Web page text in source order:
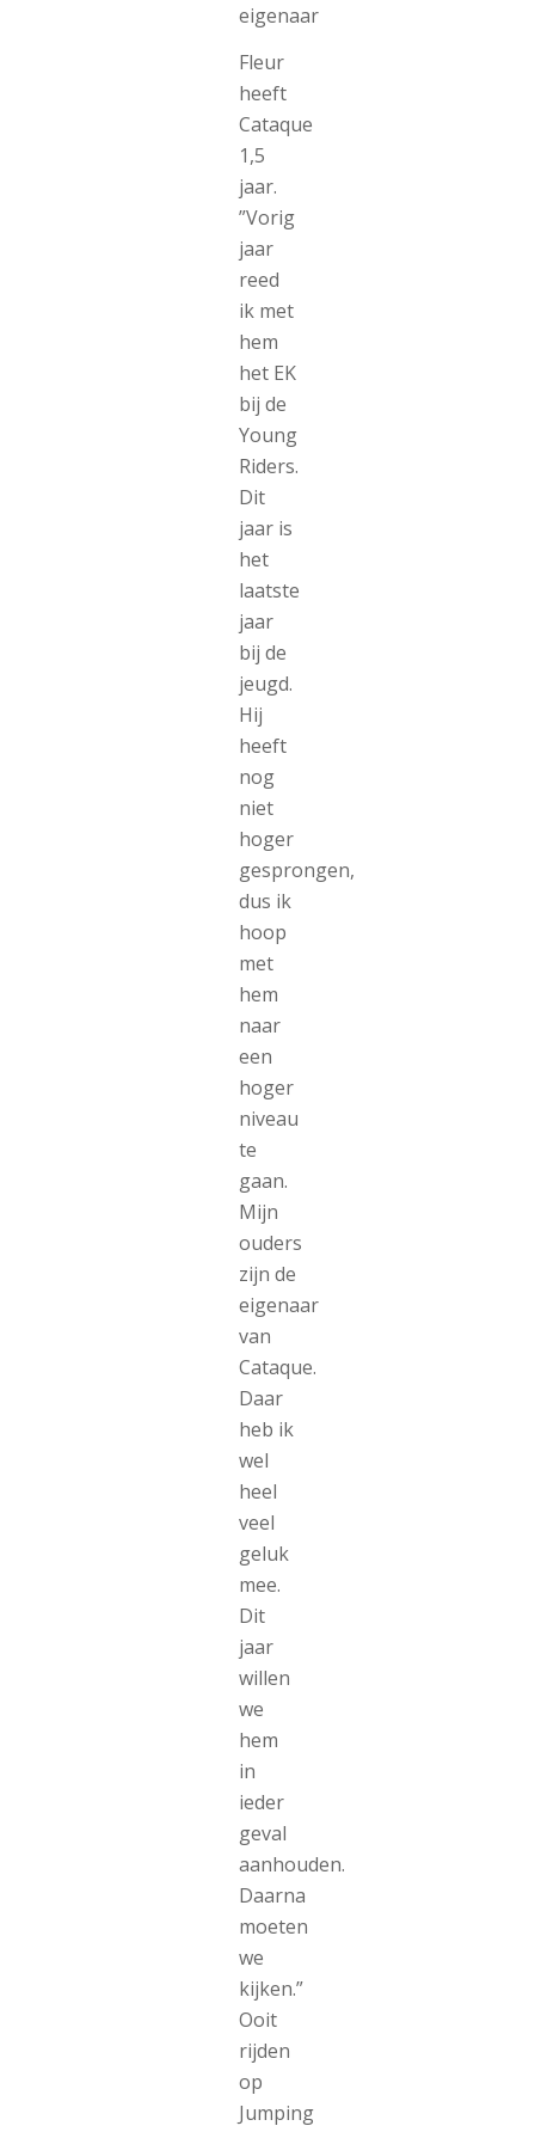
eigenaar
Fleur
heeft
Cataque
1,5
jaar.
”Vorig
jaar
reed
ik met
hem
het EK
bij de
Young
Riders.
Dit
jaar is
het
laatste
jaar
bij de
jeugd.
Hij
heeft
nog
niet
hoger
gesprongen,
dus ik
hoop
met
hem
naar
een
hoger
niveau
te
gaan.
Mijn
ouders
zijn de
eigenaar
van
Cataque.
Daar
heb ik
wel
heel
veel
geluk
mee.
Dit
jaar
willen
we
hem
in
ieder
geval
aanhouden.
Daarna
moeten
we
kijken.”
Ooit
rijden
op
Jumping